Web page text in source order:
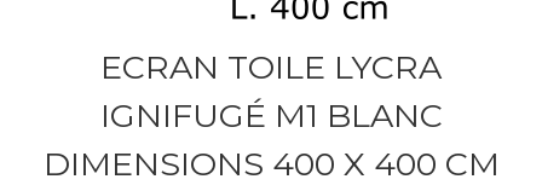
ECRAN TOILE LYCRA
IGNIFUGÉ M1 BLANC
DIMENSIONS 400 X 400 CM